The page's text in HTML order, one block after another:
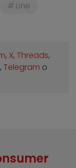
Line
, X, Threads,
, Telegram o